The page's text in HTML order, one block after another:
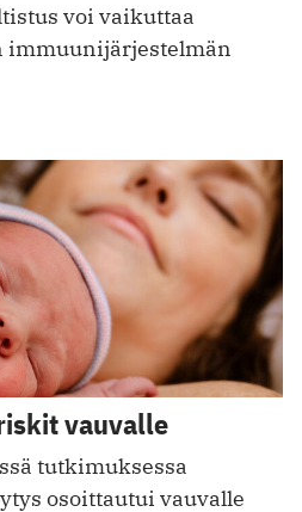
voi vaikuttaa
immuunijärjestelmän
vauvalle
tutkimuksessa
osoittautui vauvalle